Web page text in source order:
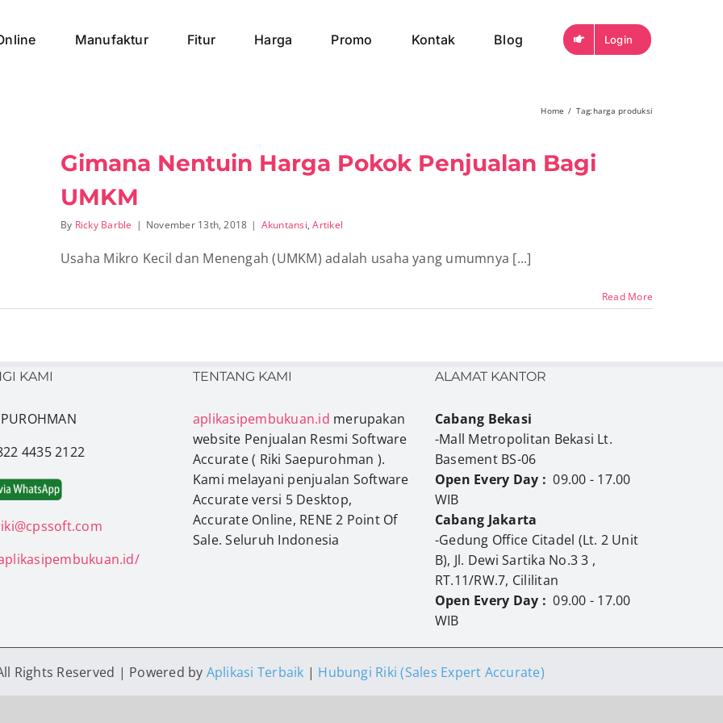
Manufaktur Fitur Harga Promo Kontak Blog Login
Home Tag:harga produksi
Gimana Nentuin Harga Pokok Penjualan Bagi
UMKM
By Ricky Barble | November 13th, 2018 | Akuntansi,Artikel
Usaha Mikro Kecil dan Menengah (UMKM) adalah usaha yang umumnya [...]
Read More
KAMI
4435 2122
TENTANG KAMI
aplikasipembukuan.id merupakan
website Penjualan Resmi Software
Accurate ( Riki Saepurohman ).
Kami melayani penjualan Software
Accurate versi 5 Desktop,
Accurate Online, RENE 2 Point Of
Sale. Seluruh Indonesia
ALAMAT KANTOR
Cabang Bekasi
-Mall Metropolitan Bekasi Lt.
Basement BS-06
Open Every Day : 09.00 - 17.00
WIB
Cabang Jakarta
-Gedung Office Citadel (Lt. 2 Unit
B), Jl. Dewi Sartika No.3 3 ,
RT.11/RW.7, Cililitan
Open Every Day : 09.00 - 17.00
WIB
Rights Reserved | Powered by Aplikasi Terbaik | Hubungi Riki (Sales Expert Accurate)